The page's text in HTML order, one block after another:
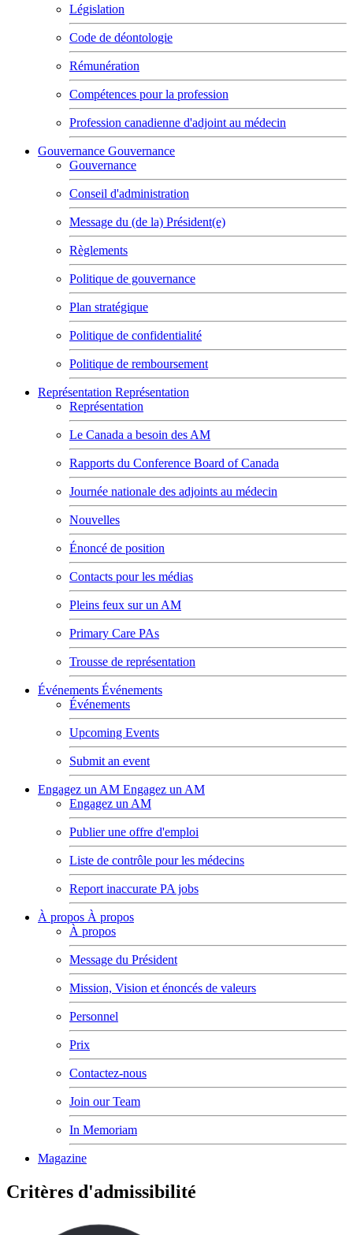
Législation
Code de déontologie
Rémunération
Compétences pour la profession
Profession canadienne d'adjoint au médecin
Gouvernance Gouvernance
Gouvernance
Conseil d'administration
Message du (de la) Président(e)
Règlements
Politique de gouvernance
Plan stratégique
Politique de confidentialité
Politique de remboursement
Représentation Représentation
Représentation
Le Canada a besoin des AM
Rapports du Conference Board of Canada
Journée nationale des adjoints au médecin
Nouvelles
Énoncé de position
Contacts pour les médias
Pleins feux sur un AM
Primary Care PAs
Trousse de représentation
Événements Événements
Événements
Upcoming Events
Submit an event
Engagez un AM Engagez un AM
Engagez un AM
Publier une offre d'emploi
Liste de contrôle pour les médecins
Report inaccurate PA jobs
À propos À propos
À propos
Message du Président
Mission, Vision et énoncés de valeurs
Personnel
Prix
Contactez-nous
Join our Team
In Memoriam
Magazine
Critères d'admissibilité